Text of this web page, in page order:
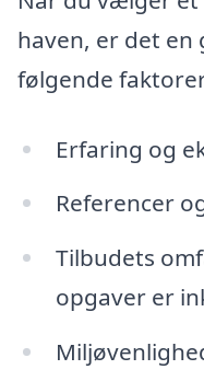
haven, er det en
følgende
Erfaring og
Referencer
Tilbudets
opgaver er